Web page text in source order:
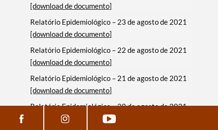
[download de documento]
Relatório Epidemiológico – 23 de agosto de 2021
[download de documento]
Relatório Epidemiológico – 22 de agosto de 2021
[download de documento]
Relatório Epidemiológico – 21 de agosto de 2021
[download de documento]
Relatório Epidemiológico – 20 de agosto de 2021
[download de documento]